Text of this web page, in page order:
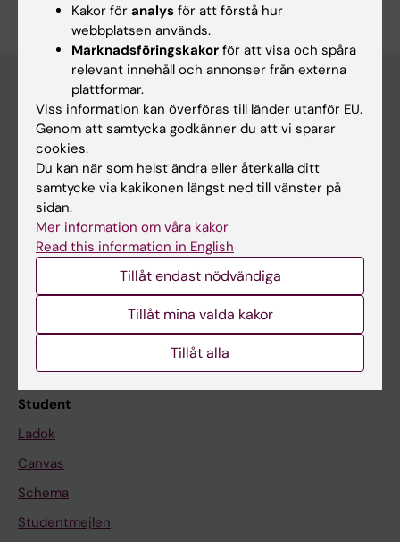
Huvudmeny
Utbildning
Forskarutbildning
Forskning
Om KI
På gång
Nyheter
Student
Ladok
Canvas
Schema
Studentmejlen
Kakor för analys för att förstå hur
webbplatsen används.
Marknadsföringskakor för att visa och spåra
relevant innehåll och annonser från externa
plattformar.
Viss information kan överföras till länder utanför EU.
Genom att samtycka godkänner du att vi sparar
cookies.
Du kan när som helst ändra eller återkalla ditt
samtycke via kakikonen längst ned till vänster på
sidan.
Mer information om våra kakor
Read this information in English
Tillåt endast nödvändiga
Tillåt mina valda kakor
Tillåt alla